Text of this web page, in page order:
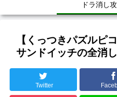
ドラ消し
【くっつきパズルピ
サンドイッチの全
Twitter